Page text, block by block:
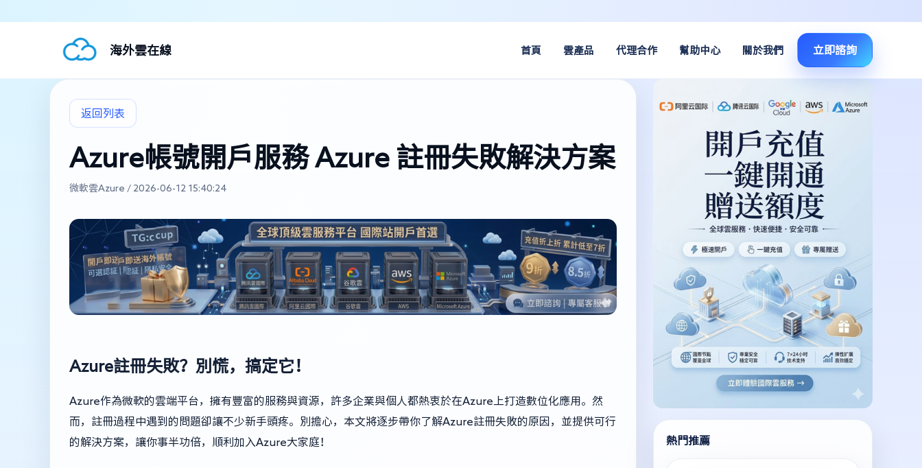
海外雲在線 首頁 雲產品 代理合作 幫助中心 關於我們 立即諮詢
返回列表
Azure帳號開戶服務 Azure 註冊失敗解決方案
微軟雲Azure / 2026-06-12 15:40:24
Azure註冊失敗？別慌，搞定它！
Azure作為微軟的雲端平台，擁有豐富的服務與資源，許多企業與個人都熱衷於在Azure上打造數位化應用。然
而，註冊過程中遇到的問題卻讓不少新手頭疼。別擔心，本文將逐步帶你了解Azure註冊失敗的原因，並提供可行
的解決方案，讓你事半功倍，順利加入Azure大家庭！
熱門推薦